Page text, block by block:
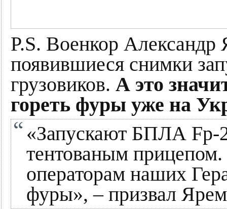
P.S. Военкор
появившиеся снимки
грузовиков. А это
гореть фуры уже на
«Запускают БПЛА Fp-
тентованым
операторам наших
фуры», – призвал